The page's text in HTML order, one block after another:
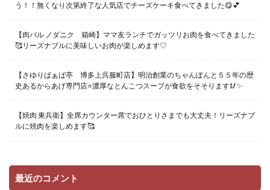
う！！無くなり次第終了な人気店でチーズケーキ食べてきました😋💕
【肉バル ノダニク 箱崎】ママ友ランチでガッツリお肉を食べてきました
🥰リーズナブルに美味しいお肉が楽しめます♡
【さゆりばぁば亭 博多上呉服町店】明治創業のちゃんぽんと５５年の歴
史あるからあげ専門店⭐️濃厚なとんこつスープが食欲をそそります🥢✨
【焼肉 東兵衛】全席カウンター席でおひとりさまでも大丈夫！リーズナブ
ルに焼肉を楽しめます🥰
最近のコメント